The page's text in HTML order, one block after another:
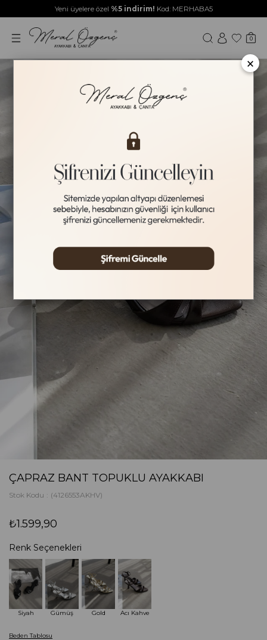
Yeni üyelere özel %5 indirim! Kod: MERHABA5
0
ÇAPRAZ BANT TOPUKLU AYAKKABI
Stok Kodu (4126553AKHV)
₺1.599,90
Renk Seçenekleri
Siyah Gümüş
Tükendi
Gold Acı Kahve
Beden Tablosu
×